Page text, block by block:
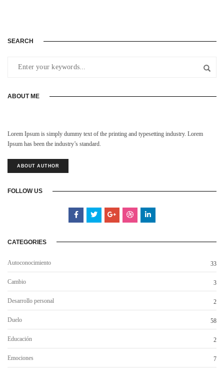
SEARCH
ABOUT ME
Lorem Ipsum is simply dummy text of the printing and typesetting industry. Lorem
Ipsum has been the industry’s standard.
ABOUT AUTHOR
FOLLOW US
CATEGORIES
Autoconocimiento 33
Cambio 3
Desarrollo personal 2
Duelo 58
Educación 2
Emociones 7